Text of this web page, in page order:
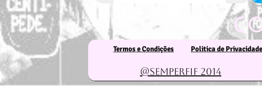
Termos e Condições Politica de Privacidade
@Semperfif 2014